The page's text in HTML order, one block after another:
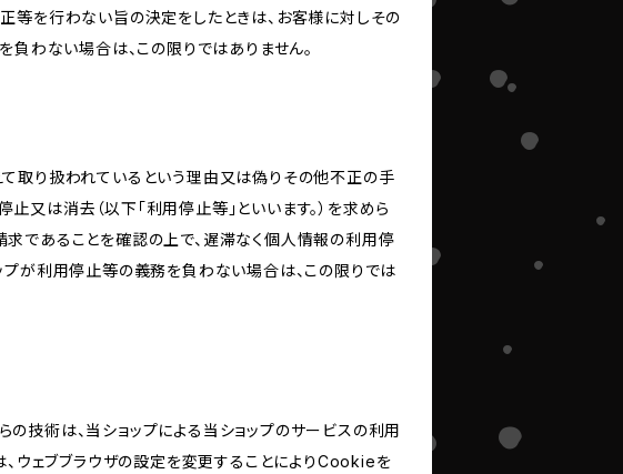
等を行わない旨の決定をしたときは、お客様に対しその
負わない場合は、この限りではありません。
取り扱われているという理由又は偽りその他不正の手
は消去（以下「利用停止等」といいます。）を求めら
であることを確認の上で、遅滞なく個人情報の利用停
プが利用停止等の義務を負わない場合は、この限りでは
技術は、当ショップによる当ショップのサービスの利用
ウェブブラウザの設定を変更することによりCookieを